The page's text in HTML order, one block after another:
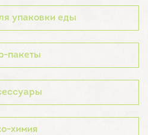
упаковки еды
пакеты
химия